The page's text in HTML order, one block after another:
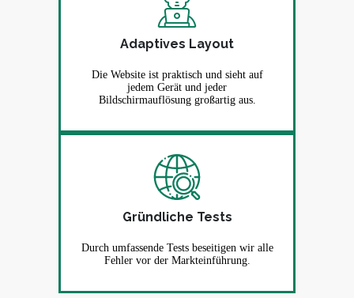
Adaptives Layout
Die Website ist praktisch und sieht auf
jedem Gerät und jeder
Bildschirmauflösung großartig aus.
Gründliche Tests
Durch umfassende Tests beseitigen wir alle
Fehler vor der Markteinführung.